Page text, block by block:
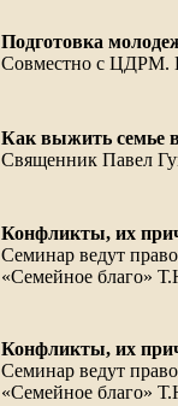
Подготовка
Совместно с ЦДРМ.
Как выжить семье
Священник Павел
Конфликты, их
Семинар ведут
«Семейное благо»
Конфликты, их
Семинар ведут
«Семейное благо»